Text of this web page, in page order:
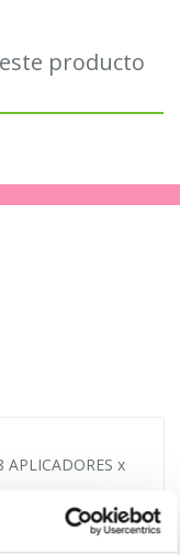
producto
APLICADORES x